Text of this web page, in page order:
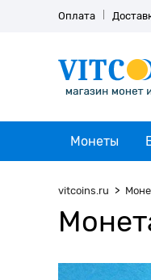
Оплата
Монеты
vitcoins.ru